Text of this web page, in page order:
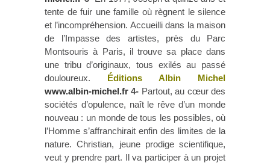
tente de fuir une famille où règnent le silence
et l’incompréhension. Accueilli dans la maison
de l’Impasse des artistes, près du Parc
Montsouris à Paris, il trouve sa place dans
une tribu d’originaux, tous exilés au passé
douloureux. Éditions Albin Michel
www.albin-michel.fr 4- Partout, au cœur des
sociétés d’opulence, naît le rêve d’un monde
nouveau : un monde de tous les possibles, où
l’Homme s’affranchirait enfin des limites de la
nature. Christian, jeune prodige scientifique,
veut y prendre part. Il va participer à un projet